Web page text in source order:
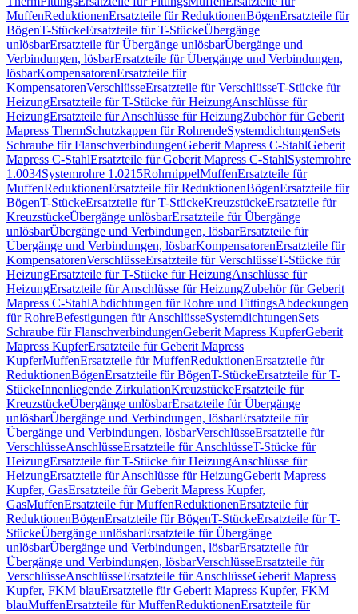
MuffenReduktionenErsatzteile für ReduktionenBögenErsatzteile für
BögenT-StückeErsatzteile für T-StückeÜbergänge
unlösbarErsatzteile für Übergänge unlösbarÜbergänge und
Verbindungen, lösbarErsatzteile für Übergänge und Verbindungen,
lösbarKompensatorenErsatzteile für
KompensatorenVerschlüsseErsatzteile für VerschlüsseT-Stücke für
HeizungErsatzteile für T-Stücke für HeizungAnschlüsse für
HeizungErsatzteile für Anschlüsse für HeizungZubehör für Geberit
Mapress ThermSchutzkappen für RohrendeSystemdichtungenSets
Schraube für FlanschverbindungenGeberit Mapress C-StahlGeberit
Mapress C-StahlErsatzteile für Geberit Mapress C-StahlSystemrohre
1.0034Systemrohre 1.0215RohrnippelMuffenErsatzteile für
MuffenReduktionenErsatzteile für ReduktionenBögenErsatzteile für
BögenT-StückeErsatzteile für T-StückeKreuzstückeErsatzteile für
KreuzstückeÜbergänge unlösbarErsatzteile für Übergänge
unlösbarÜbergänge und Verbindungen, lösbarErsatzteile für
Übergänge und Verbindungen, lösbarKompensatorenErsatzteile für
KompensatorenVerschlüsseErsatzteile für VerschlüsseT-Stücke für
HeizungErsatzteile für T-Stücke für HeizungAnschlüsse für
HeizungErsatzteile für Anschlüsse für HeizungZubehör für Geberit
Mapress C-StahlAbdichtungen für Rohre und FittingsAbdeckungen
für RohreBefestigungen für AnschlüsseSystemdichtungenSets
Schraube für FlanschverbindungenGeberit Mapress KupferGeberit
Mapress KupferErsatzteile für Geberit Mapress
KupferMuffenErsatzteile für MuffenReduktionenErsatzteile für
ReduktionenBögenErsatzteile für BögenT-StückeErsatzteile für T-
StückeInnenliegende ZirkulationKreuzstückeErsatzteile für
KreuzstückeÜbergänge unlösbarErsatzteile für Übergänge
unlösbarÜbergänge und Verbindungen, lösbarErsatzteile für
Übergänge und Verbindungen, lösbarVerschlüsseErsatzteile für
VerschlüsseAnschlüsseErsatzteile für AnschlüsseT-Stücke für
HeizungErsatzteile für T-Stücke für HeizungAnschlüsse für
HeizungErsatzteile für Anschlüsse für HeizungGeberit Mapress
Kupfer, GasErsatzteile für Geberit Mapress Kupfer,
GasMuffenErsatzteile für MuffenReduktionenErsatzteile für
ReduktionenBögenErsatzteile für BögenT-StückeErsatzteile für T-
StückeÜbergänge unlösbarErsatzteile für Übergänge
unlösbarÜbergänge und Verbindungen, lösbarErsatzteile für
Übergänge und Verbindungen, lösbarVerschlüsseErsatzteile für
VerschlüsseAnschlüsseErsatzteile für AnschlüsseGeberit Mapress
Kupfer, FKM blauErsatzteile für Geberit Mapress Kupfer, FKM
blauMuffenErsatzteile für MuffenReduktionenErsatzteile für